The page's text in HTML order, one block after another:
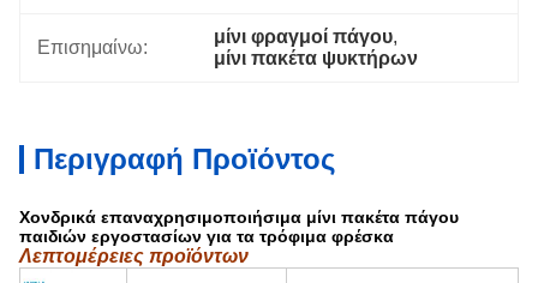
Επισημαίνω:
μίνι φραγμοί πάγου,
μίνι πακέτα ψυκτήρων
Περιγραφή Προϊόντος
Χονδρικά επαναχρησιμοποιήσιμα μίνι πακέτα πάγου
παιδιών εργοστασίων για τα τρόφιμα φρέσκα
Λεπτομέρειες προϊόντων